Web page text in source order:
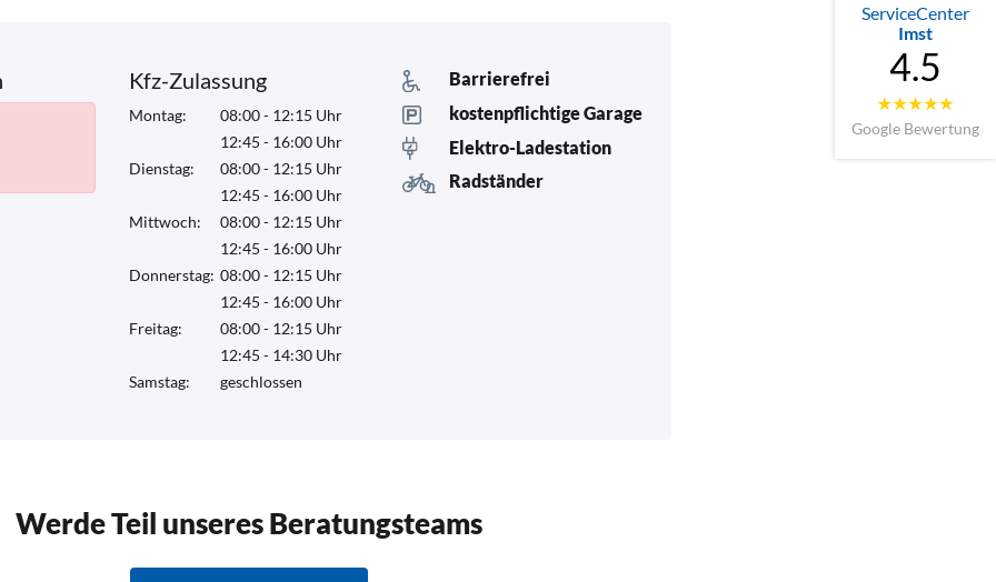
ServiceCenter
Imst
4.5
Google Bewertung
Kfz-Zulassung
Montag:
08:00 - 12:15 Uhr
12:45 - 16:00 Uhr
Dienstag:
08:00 - 12:15 Uhr
12:45 - 16:00 Uhr
Mittwoch:
08:00 - 12:15 Uhr
12:45 - 16:00 Uhr
Donnerstag: 08:00 - 12:15 Uhr
12:45 - 16:00 Uhr
Freitag:
08:00 - 12:15 Uhr
12:45 - 14:30 Uhr
Samstag:
geschlossen
Barrierefrei
kostenpflichtige Garage
Elektro-Ladestation
Radständer
Werde Teil unseres Beratungsteams